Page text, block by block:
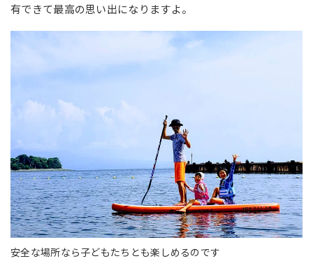
有できて最高の思い出になりますよ。
安全な場所なら子どもたちとも楽しめるのです